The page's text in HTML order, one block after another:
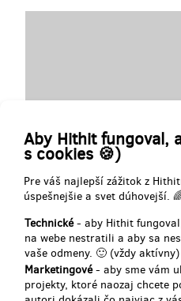
Aby Hithit fungoval,
s cookies 🍪)
Pre váš najlepší zážitok z
úspešnejšie a svet dúhovejší.
Technické- aby Hithit
na webe nestratili a aby sa
vaše odmeny. 🙂 (vždy aktívny)
Marketingové- aby sme vám
projekty, ktoré naozaj chcete
Radim nám navíc do naší